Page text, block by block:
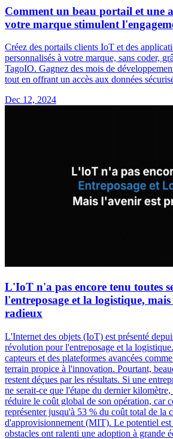
Comment un beau portail et une
votre marque stimulent
Créez des portails clients IoT et des
personnalisés à votre marque, sans coder,
TagoIO. Gagnez des mois de
tout en offrant un accès aux données
Dec 12, 2024
L'IoT n'a pas encore tenu toutes
l'entreposage et la logistique,
radieux
L'Internet des objets (IoT) est présenté
révolution pour l'entreposage et la
capteurs et des plateformes avancées
terrain propice à l'innovation. Pourtant,
restent déçues par les résultats. Si une
ne serait-ce que l'étape du dernier
réduire le coût global de son opération, car
représenter jusqu'à 53 % du coût total de la
d'approvisionnement (MIT). Le potentiel
obstacles ont ralenti une adoption à grande